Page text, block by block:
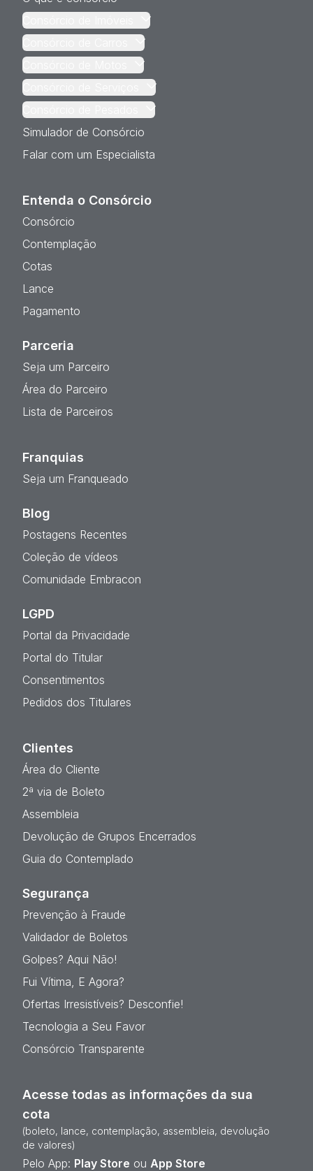
Simulador de Consórcio
Falar com um Especialista
Entenda o Consórcio
Consórcio
Contemplação
Cotas
Lance
Pagamento
Parceria
Seja um Parceiro
Área do Parceiro
Lista de Parceiros
Franquias
Seja um Franqueado
Blog
Postagens Recentes
Coleção de vídeos
Comunidade Embracon
LGPD
Portal da Privacidade
Portal do Titular
Consentimentos
Pedidos dos Titulares
Clientes
Área do Cliente
2ª via de Boleto
Assembleia
Devolução de Grupos Encerrados
Guia do Contemplado
Segurança
Prevenção à Fraude
Validador de Boletos
Golpes? Aqui Não!
Fui Vítima, E Agora?
Ofertas Irresistíveis? Desconfie!
Tecnologia a Seu Favor
Consórcio Transparente
Acesse todas as informações da sua
cota
(boleto, lance, contemplação, assembleia, devolução
de valores)
Pelo App: Play Store ou App Store